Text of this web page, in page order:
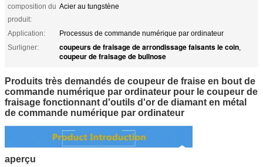
composition du
produit:
Acier au tungstène
Application:
Processus de commande numérique par ordinateur
Surligner:
coupeurs de fraisage de arrondissage faisants le coin,
coupeur de fraisage de bullnose
Produits très demandés de coupeur de fraise en bout de
commande numérique par ordinateur pour le coupeur de
fraisage fonctionnant d'outils d'or de diamant en métal
de commande numérique par ordinateur
aperçu